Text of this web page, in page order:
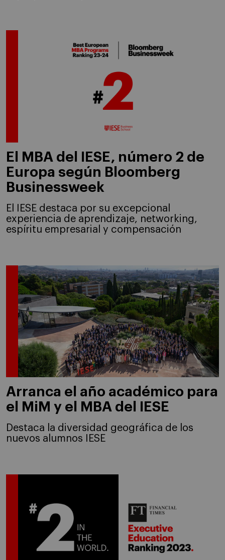
El MBA del IESE, número 2 de
Europa según Bloomberg
Businessweek
El IESE destaca por su excepcional
experiencia de aprendizaje, networking,
espíritu empresarial y compensación
Arranca el año académico para
el MiM y el MBA del IESE
Destaca la diversidad geográfica de los
nuevos alumnos IESE